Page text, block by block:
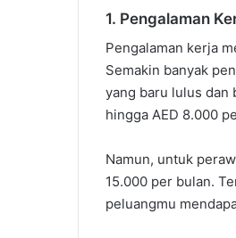
1. Pengalaman
Pengalaman kerja
Semakin banyak
yang baru lulus dan
hingga AED 8.000
Namun, untuk
15.000 per bulan.
peluangmu